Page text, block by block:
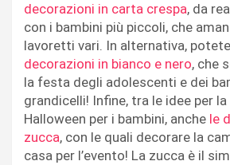
decorazioni in carta crespa, da
con i bambini più piccoli, che
lavoretti vari. In alternativa,
decorazioni in bianco e nero, che
la festa degli adolescenti e dei
grandicelli! Infine, tra le idee per
Halloween per i bambini, anche le
zucca, con le quali decorare la
casa per l’evento! La zucca è il